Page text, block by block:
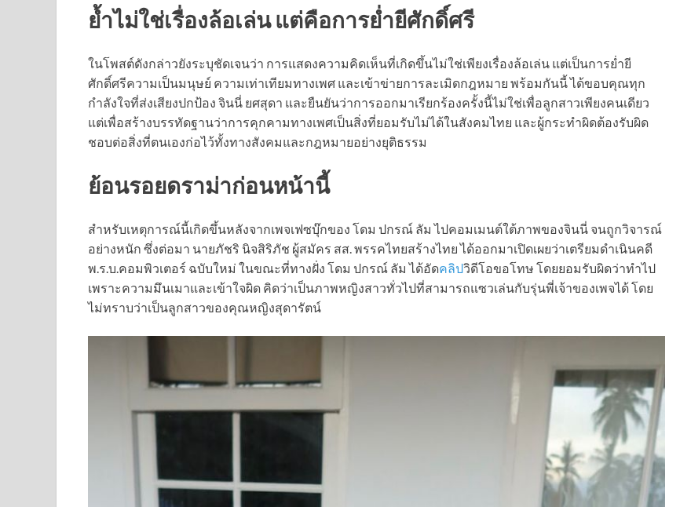
ย้ำไม่ใช่เรื่องล้อเล่น แต่คือการย่ำยีศักดิ์ศรี
ในโพสต์ดังกล่าวยังระบุชัดเจนว่า การแสดงความคิดเห็นที่เกิดขึ้นไม่ใช่เพียงเรื่องล้อเล่น แต่เป็นการย่ำยี
ศักดิ์ศรีความเป็นมนุษย์ ความเท่าเทียมทางเพศ และเข้าข่ายการละเมิดกฎหมาย พร้อมกันนี้ ได้ขอบคุณทุก
กำลังใจที่ส่งเสียงปกป้อง จินนี่ ยศสุดา และยืนยันว่าการออกมาเรียกร้องครั้งนี้ไม่ใช่เพื่อลูกสาวเพียงคนเดียว
แต่เพื่อสร้างบรรทัดฐานว่าการคุกคามทางเพศเป็นสิ่งที่ยอมรับไม่ได้ในสังคมไทย และผู้กระทำผิดต้องรับผิด
ชอบต่อสิ่งที่ตนเองก่อไว้ทั้งทางสังคมและกฎหมายอย่างยุติธรรม
ย้อนรอยดราม่าก่อนหน้านี้
สำหรับเหตุการณ์นี้เกิดขึ้นหลังจากเพจเฟซบุ๊กของ โดม ปกรณ์ ลัม ไปคอมเมนต์ใต้ภาพของจินนี่ จนถูกวิจารณ์
อย่างหนัก ซึ่งต่อมา นายภัชริ นิจสิริภัช ผู้สมัคร สส. พรรคไทยสร้างไทย ได้ออกมาเปิดเผยว่าเตรียมดำเนินคดี
พ.ร.บ.คอมพิวเตอร์ ฉบับใหม่ ในขณะที่ทางฝั่ง โดม ปกรณ์ ลัม ได้อัดคลิปวิดีโอขอโทษ โดยยอมรับผิดว่าทำไป
เพราะความมึนเมาและเข้าใจผิด คิดว่าเป็นภาพหญิงสาวทั่วไปที่สามารถแซวเล่นกับรุ่นพี่เจ้าของเพจได้ โดย
ไม่ทราบว่าเป็นลูกสาวของคุณหญิงสุดารัตน์